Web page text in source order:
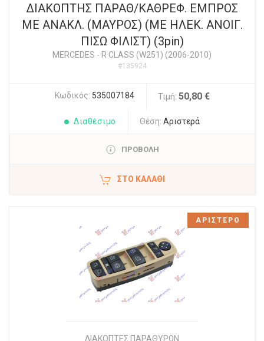
ΔΙΑΚΟΠΤΗΣ ΠΑΡΑΘ/ΚΑΘΡΕΦ. ΕΜΠΡΟΣ
ΜΕ ΑΝΑΚΛ. (ΜΑΥΡΟΣ) (ΜΕ ΗΛΕΚ. ΑΝΟΙΓ.
ΠΙΣΩ ΦΙΛΙΣΤ) (3pin)
MERCEDES - R CLASS (W251) (2006-2010)
#135924
Κωδικός: 535007184 Τιμή: 50,80 €
Διαθέσιμο Θέση: Αριστερά
ΠΡΟΒΟΛΗ
ΣΤΟ ΚΑΛΆΘΙ
ΔΙΑΚΟΠΤΕΣ ΠΑΡΑΘΥΡΩΝ
ΑΡΙΣΤΕΡΟ